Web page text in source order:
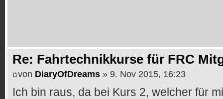
Re: Fahrtechnikkurse für FRC
von DiaryOfDreams » 9. Nov 2015, 16:23
Ich bin raus, da bei Kurs 2, welcher für